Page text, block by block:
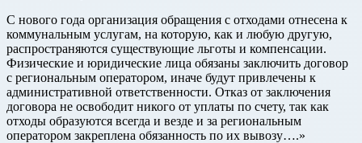
С нового года организация обращения с отходами отнесена к
коммунальным услугам, на которую, как и любую другую,
распространяются существующие льготы и компенсации.
Физические и юридические лица обязаны заключить договор
с региональным оператором, иначе будут привлечены к
административной ответственности. Отказ от заключения
договора не освободит никого от уплаты по счету, так как
отходы образуются всегда и везде и за региональным
оператором закреплена обязанность по их вывозу….»